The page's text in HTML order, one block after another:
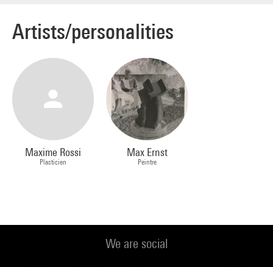
Artists/personalities
Maxime Rossi
Plasticien
Max Ernst
Peintre
We are social